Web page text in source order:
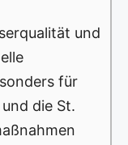
und
für
die St.